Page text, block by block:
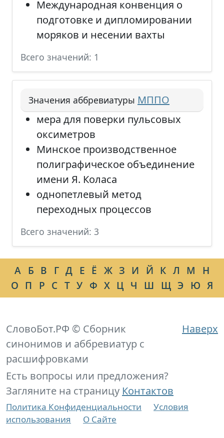
Международная конвенция о
подготовке и дипломировании
моряков и несении вахты
Всего значений: 1
Значения аббревиатуры МППО
мера для поверки пульсовых
оксиметров
Минское производственное
полиграфическое объединение
имени Я. Коласа
однопетлевый метод
переходных процессов
Всего значений: 3
А Б В Г Д Е Ё Ж З И Й К Л М
Н
О П Р С Т У Ф Х Ц Ч Ш Щ Э Ю Я
Наверх
СловоБот.РФ © Сборник
синонимов и аббревиатур с
расшифровками
Есть вопросы или предложения?
Загляните на страницу Контактов
Политика Конфиденциальности
Условия
использования
О Сайте